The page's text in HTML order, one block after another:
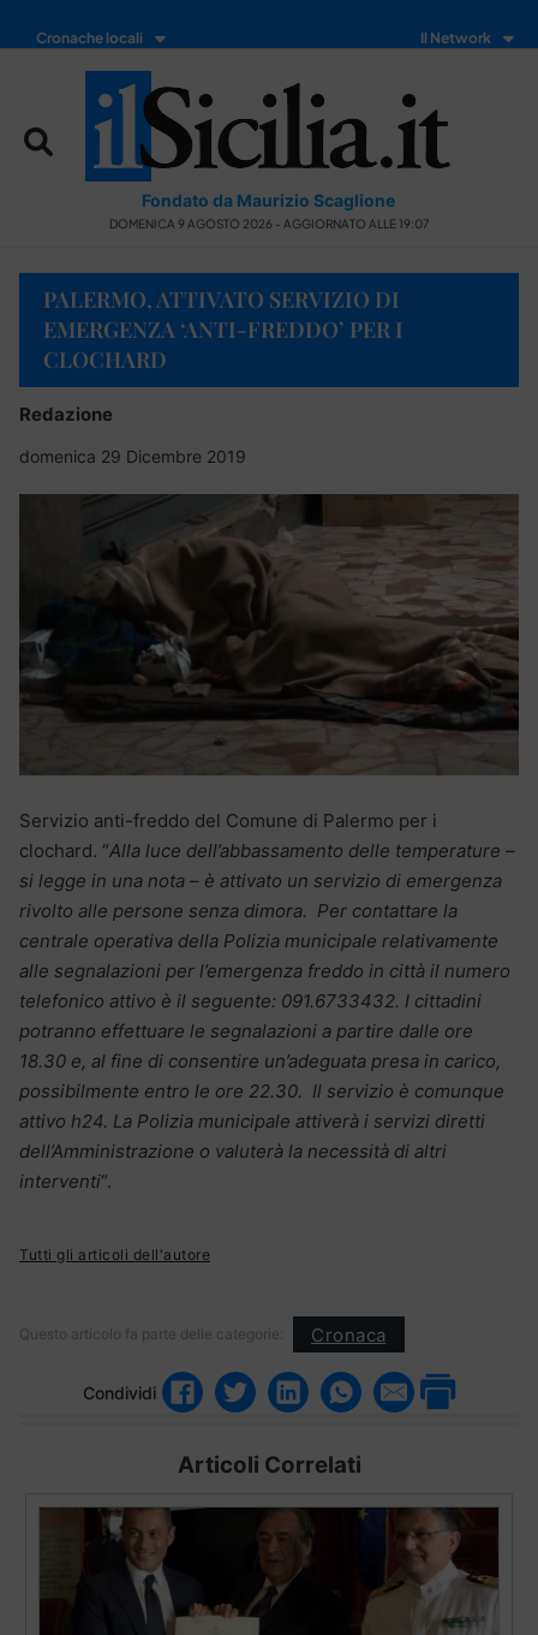
Cronache locali Il Network
Fondato da Maurizio Scaglione
DOMENICA 9 AGOSTO 2026 - AGGIORNATO ALLE 19:07
PALERMO, ATTIVATO SERVIZIO DI
EMERGENZA ‘ANTI-FREDDO’ PER I
CLOCHARD
Redazione
domenica 29 Dicembre 2019
Servizio anti-freddo del Comune di Palermo per i
clochard. “Alla luce dell’abbassamento delle temperature –
si legge in una nota – è attivato un servizio di emergenza
rivolto alle persone senza dimora. Per contattare la
centrale operativa della Polizia municipale relativamente
alle segnalazioni per l’emergenza freddo in città il numero
telefonico attivo è il seguente: 091.6733432. I cittadini
potranno effettuare le segnalazioni a partire dalle ore
18.30 e, al fine di consentire un’adeguata presa in carico,
possibilmente entro le ore 22.30. Il servizio è comunque
attivo h24. La Polizia municipale attiverà i servizi diretti
dell’Amministrazione o valuterà la necessità di altri
interventi“.
Tutti gli articoli dell'autore
Questo articolo fa parte delle categorie: Cronaca
Condividi
Articoli Correlati